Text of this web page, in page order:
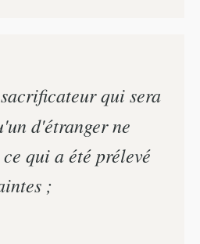
qui sera
d'étranger ne
qui a été prélevé
;